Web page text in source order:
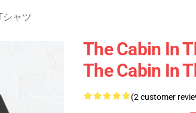
シャツ
The Cabin In
The Cabin In
(2 customer